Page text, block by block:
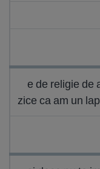
e de religie de
zice ca am un